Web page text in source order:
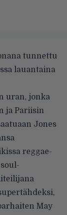
tunnettu
lauantaina
uran, jonka
ja Pariisin
Jones
reggae-
May